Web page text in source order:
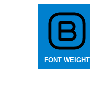
FONT WEIGHT